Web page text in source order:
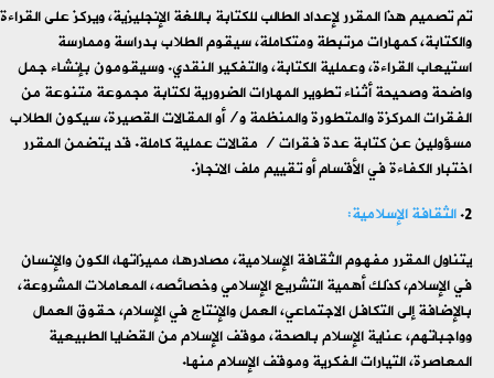
تم تصميم هذا المقرر لإعداد الطالب للكتابة باللغة الإنجليزية، ويركز على القراءة
والكتابة، كمهارات مرتبطة ومتكاملة، سيقوم الطلاب بدراسة وممارسة
استيعاب القراءة، وعملية الكتابة، والتفكير النقدي. وسيقومون بإنشاء جمل
واضحة وصحيحة أثناء تطوير المهارات الضرورية لكتابة مجموعة متنوعة من
الفقرات المركزة والمتطورة والمنظمة و/أو المقالات القصيرة، سيكون الطلاب
مسؤولين عن كتابة عدة فقرات / مقالات عملية كاملة. قد يتضمن المقرر
اختبار الكفاءة في الأقسام أو تقييم ملف الانجاز.
الثقافة الإسلامية:
يتناول المقرر مفهوم الثقافة الإسلامية، مصادرها، مميزاتها، الكون والإنسان
في الإسلام، كذلك أهمية التشريع الإسلامي وخصائصه، المعاملات المشروعة،
بالإضافة إلى التكافل الاجتماعي، العمل والإنتاج في الإسلام، حقوق العمال
وواجباتهم، عناية الإسلام بالصحة، موقف الإسلام من القضايا الطبيعية
المعاصرة، التيارات الفكرية وموقف الإسلام منها.